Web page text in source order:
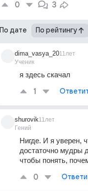
0 3
По дате По рейтингу
dima_vasya_20
Ученик
11лет
я здесь скачал
1
shurovik
Гений
11лет
Нигде. И я уверен,
достаточно мудры
чтобы понять,
0